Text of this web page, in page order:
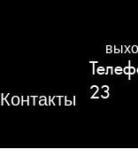
Контакты
23